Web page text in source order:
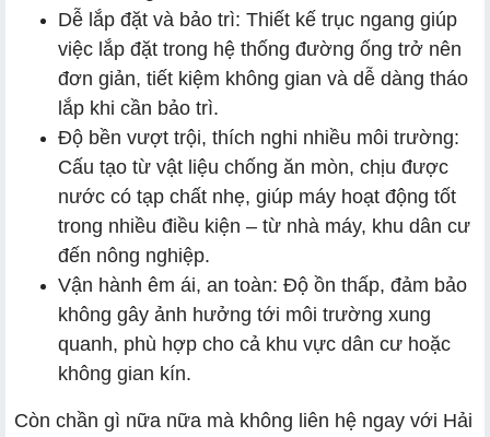
Dễ lắp đặt và bảo trì: Thiết kế trục ngang giúp
việc lắp đặt trong hệ thống đường ống trở nên
đơn giản, tiết kiệm không gian và dễ dàng tháo
lắp khi cần bảo trì.
Độ bền vượt trội, thích nghi nhiều môi trường:
Cấu tạo từ vật liệu chống ăn mòn, chịu được
nước có tạp chất nhẹ, giúp máy hoạt động tốt
trong nhiều điều kiện – từ nhà máy, khu dân cư
đến nông nghiệp.
Vận hành êm ái, an toàn: Độ ồn thấp, đảm bảo
không gây ảnh hưởng tới môi trường xung
quanh, phù hợp cho cả khu vực dân cư hoặc
không gian kín.
Còn chần gì nữa nữa mà không liên hệ ngay với Hải